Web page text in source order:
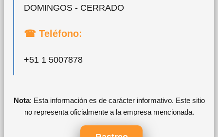
DOMINGOS - CERRADO
☎ Teléfono:
+51 1 5007878
Nota: Esta información es de carácter informativo. Este sitio
no representa oficialmente a la empresa mencionada.